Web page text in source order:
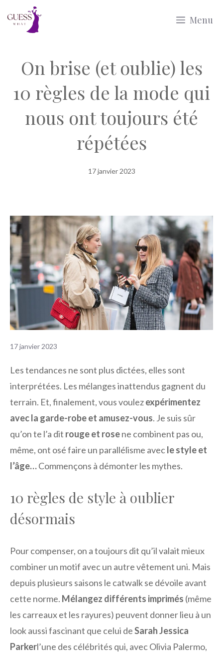
Menu
On brise (et oublie) les
10 règles de la mode qui
nous ont toujours été
répétées
17 janvier 2023
17 janvier 2023
Les tendances ne sont plus dictées, elles sont
interprétées. Les mélanges inattendus gagnent du
terrain. Et, finalement, vous voulezexpérimentez
avec la garde-robe et amusez-vous. Je suis sûr
qu’on te l’a dit rouge et rosene combinent pas ou,
même, ont osé faire un parallélisme avecle style et
l’âge…Commençons à démonter les mythes.
10 règles de style à oublier
désormais
Pour compenser, on a toujours dit qu’il valait mieux
combiner un motif avec un autre vêtement uni. Mais
depuis plusieurs saisons le catwalk se dévoile avant
cette norme. Mélangez différents imprimés (même
les carreaux et les rayures) peuvent donner lieu à un
look aussi fascinant que celui deSarah Jessica
Parkerl’une des célébrités qui, avec Olivia Palermo,